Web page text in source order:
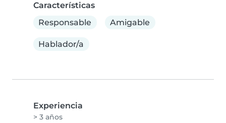
Características
Responsable
Amigable
Hablador/a
Experiencia
> 3 años